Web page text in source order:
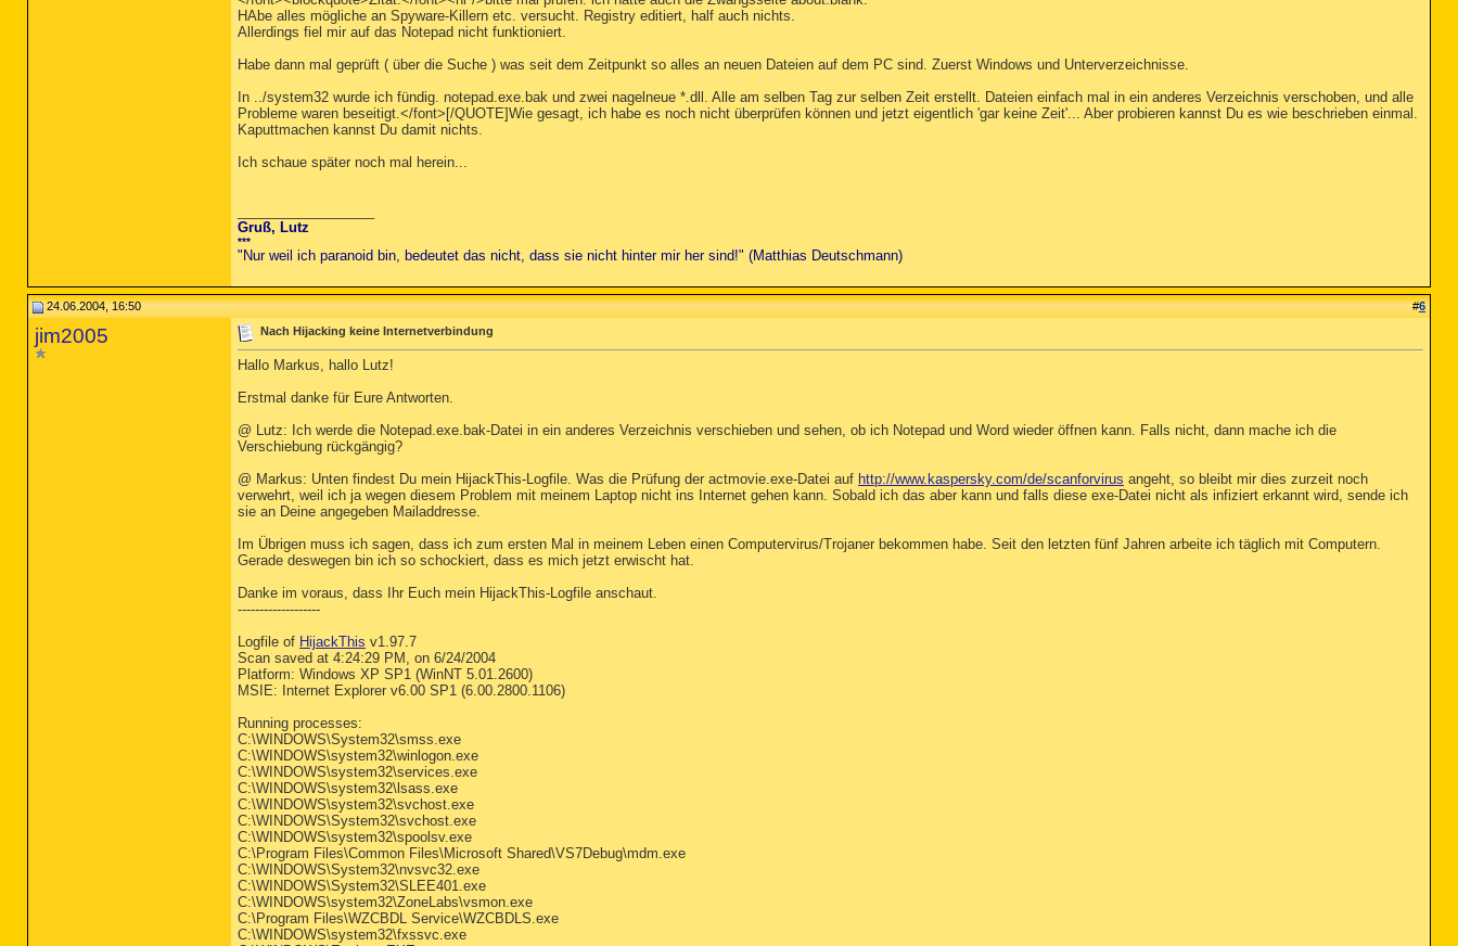
HAbe alles mögliche an Spyware-Killern etc. versucht. Registry editiert, half auch nichts.
Allerdings fiel mir auf das Notepad nicht funktioniert.
Habe dann mal geprüft ( über die Suche ) was seit dem Zeitpunkt so alles an neuen Dateien auf dem PC sind. Zuerst Windows und Unterverzeichnisse.
In ../system32 wurde ich fündig. notepad.exe.bak und zwei nagelneue *.dll. Alle am selben Tag zur selben Zeit erstellt. Dateien einfach mal in ein anderes Verzeichnis verschoben, und alle
Probleme waren beseitigt.</font>[/QUOTE]Wie gesagt, ich habe es noch nicht überprüfen können und jetzt eigentlich 'gar keine Zeit'... Aber probieren kannst Du es wie beschrieben einmal.
Kaputtmachen kannst Du damit nichts.
Ich schaue später noch mal herein...
Gruß, Lutz
***
"Nur weil ich paranoid bin, bedeutet das nicht, dass sie nicht hinter mir her sind!" (Matthias Deutschmann)
24.06.2004, 16:50 #6
jim2005 Nach Hijacking keine Internetverbindung
Hallo Markus, hallo Lutz!
Erstmal danke für Eure Antworten.
@ Lutz: Ich werde die Notepad.exe.bak-Datei in ein anderes Verzeichnis verschieben und sehen, ob ich Notepad und Word wieder öffnen kann. Falls nicht, dann mache ich die
Verschiebung rückgängig?
@ Markus: Unten findest Du mein HijackThis-Logfile. Was die Prüfung der actmovie.exe-Datei auf http://www.kaspersky.com/de/scanforvirus angeht, so bleibt mir dies zurzeit noch
verwehrt, weil ich ja wegen diesem Problem mit meinem Laptop nicht ins Internet gehen kann. Sobald ich das aber kann und falls diese exe-Datei nicht als infiziert erkannt wird, sende ich
sie an Deine angegeben Mailaddresse.
Im Übrigen muss ich sagen, dass ich zum ersten Mal in meinem Leben einen Computervirus/Trojaner bekommen habe. Seit den letzten fünf Jahren arbeite ich täglich mit Computern.
Gerade deswegen bin ich so schockiert, dass es mich jetzt erwischt hat.
Danke im voraus, dass Ihr Euch mein HijackThis-Logfile anschaut.
-------------------
Logfile of HijackThis v1.97.7
Scan saved at 4:24:29 PM, on 6/24/2004
Platform: Windows XP SP1 (WinNT 5.01.2600)
MSIE: Internet Explorer v6.00 SP1 (6.00.2800.1106)
Running processes:
C:\WINDOWS\System32\smss.exe
C:\WINDOWS\system32\winlogon.exe
C:\WINDOWS\system32\services.exe
C:\WINDOWS\system32\lsass.exe
C:\WINDOWS\system32\svchost.exe
C:\WINDOWS\System32\svchost.exe
C:\WINDOWS\system32\spoolsv.exe
C:\Program Files\Common Files\Microsoft Shared\VS7Debug\mdm.exe
C:\WINDOWS\System32\nvsvc32.exe
C:\WINDOWS\System32\SLEE401.exe
C:\WINDOWS\system32\ZoneLabs\vsmon.exe
C:\Program Files\WZCBDL Service\WZCBDLS.exe
C:\WINDOWS\system32\fxssvc.exe